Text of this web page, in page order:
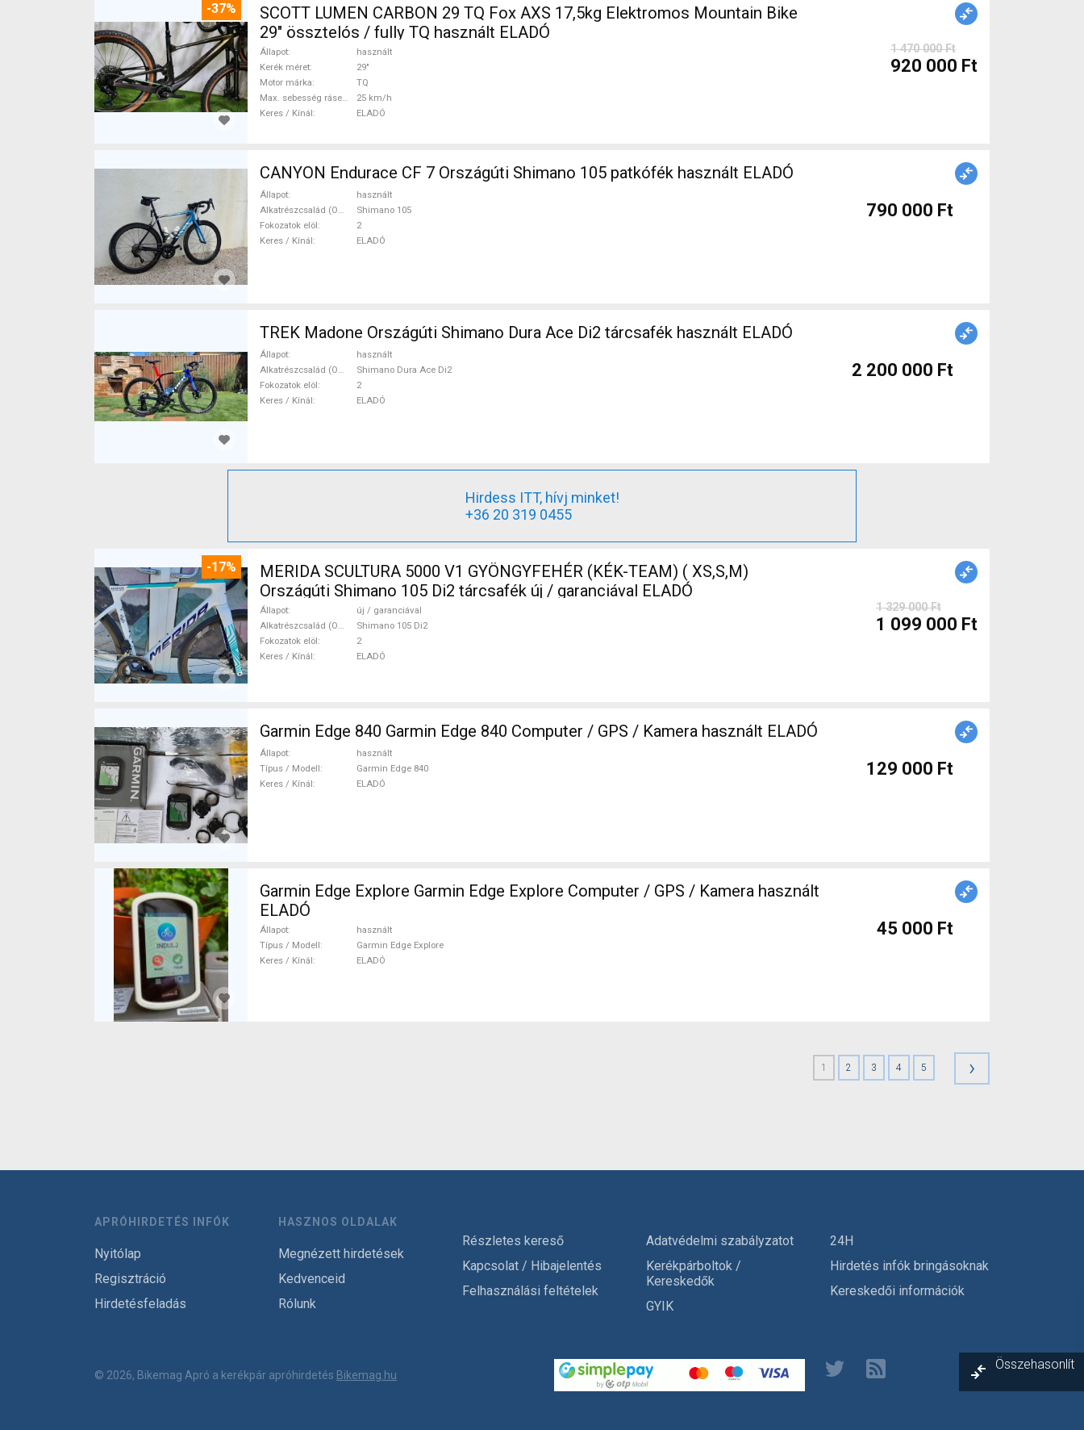
-37%
SCOTT LUMEN CARBON 29 TQ Fox AXS 17,5kg Elektromos Mountain Bike
29" össztelós / fully TQ használt ELADÓ
Állapot
használt
Kerék méret
29"
Motor márka
TQ
Max. sebesség rásegítéssel
25 km/h
Keres / Kínál
ELADÓ
1 470 000 Ft
920 000 Ft
CANYON Endurace CF 7 Országúti Shimano 105 patkófék használt ELADÓ
Állapot
használt
Alkatrészcsalád (Outi)
Shimano 105
Fokozatok elöl
2
Keres / Kínál
ELADÓ
790 000 Ft
TREK Madone Országúti Shimano Dura Ace Di2 tárcsafék használt ELADÓ
Állapot
használt
Alkatrészcsalád (Outi)
Shimano Dura Ace Di2
Fokozatok elöl
2
Keres / Kínál
ELADÓ
2 200 000 Ft
Hirdess ITT, hívj minket!
+36 20 319 0455
-17%
MERIDA SCULTURA 5000 V1 GYÖNGYFEHÉR (KÉK-TEAM) ( XS,S,M)
Országúti Shimano 105 Di2 tárcsafék új / garanciával ELADÓ
Állapot
új / garanciával
Alkatrészcsalád (Outi)
Shimano 105 Di2
Fokozatok elöl
2
Keres / Kínál
ELADÓ
1 329 000 Ft
1 099 000 Ft
Garmin Edge 840 Garmin Edge 840 Computer / GPS / Kamera használt ELADÓ
Állapot
használt
Típus / Modell
Garmin Edge 840
Keres / Kínál
ELADÓ
129 000 Ft
Garmin Edge Explore Garmin Edge Explore Computer / GPS / Kamera használt
ELADÓ
Állapot
használt
Típus / Modell
Garmin Edge Explore
Keres / Kínál
ELADÓ
45 000 Ft
1 2 3 4 5 ›
APRÓHIRDETÉS INFÓK
Nyitólap
Regisztráció
Hirdetésfeladás
HASZNOS OLDALAK
Megnézett hirdetések
Kedvenceid
Rólunk
Részletes kereső
Kapcsolat / Hibajelentés
Felhasználási feltételek
Adatvédelmi szabályzatot
Kerékpárboltok /
Kereskedők
GYIK
24H
Hirdetés infók bringásoknak
Kereskedői információk
© 2026, Bikemag Apró a kerékpár apróhirdetés Bikemag.hu
Összehasonlít